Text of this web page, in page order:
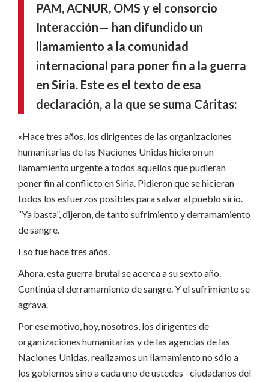
PAM, ACNUR, OMS y el consorcio
Interacción— han difundido un
llamamiento a la comunidad
internacional para poner fin a la guerra
en Siria. Este es el texto de esa
declaración, a la que se suma Cáritas:
«Hace tres años, los dirigentes de las organizaciones
humanitarias de las Naciones Unidas hicieron un
llamamiento urgente a todos aquellos que pudieran
poner fin al conflicto en Siria. Pidieron que se hicieran
todos los esfuerzos posibles para salvar al pueblo sirio.
“Ya basta”, dijeron, de tanto sufrimiento y derramamiento
de sangre.
Eso fue hace tres años.
Ahora, esta guerra brutal se acerca a su sexto año.
Continúa el derramamiento de sangre. Y el sufrimiento se
agrava.
Por ese motivo, hoy, nosotros, los dirigentes de
organizaciones humanitarias y de las agencias de las
Naciones Unidas, realizamos un llamamiento no sólo a
los gobiernos sino a cada uno de ustedes –ciudadanos del